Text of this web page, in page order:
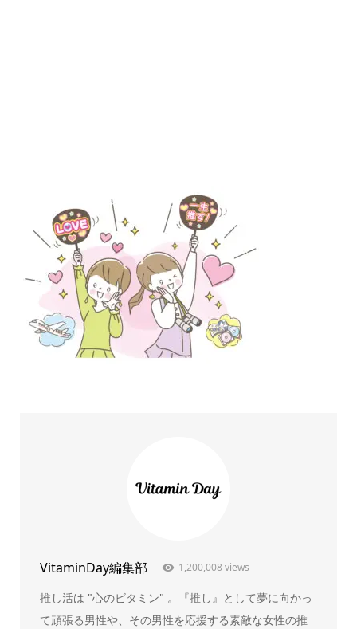
VitaminDay編集部 1,200,008 views
推し活は "心のビタミン" 。『推し』として夢に向かっ
て頑張る男性や、その男性を応援する素敵な女性の推